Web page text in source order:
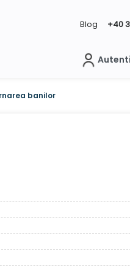
Blog +40
banilor